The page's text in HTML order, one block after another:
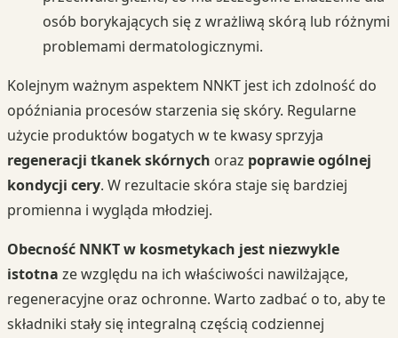
osób borykających się z wrażliwą skórą lub różnymi
problemami dermatologicznymi.
Kolejnym ważnym aspektem NNKT jest ich zdolność do
opóźniania procesów starzenia się skóry. Regularne
użycie produktów bogatych w te kwasy sprzyja
regeneracji tkanek skórnych oraz poprawie ogólnej
kondycji cery. W rezultacie skóra staje się bardziej
promienna i wygląda młodziej.
Obecność NNKT w kosmetykach jest niezwykle
istotna ze względu na ich właściwości nawilżające,
regeneracyjne oraz ochronne. Warto zadbać o to, aby te
składniki stały się integralną częścią codziennej